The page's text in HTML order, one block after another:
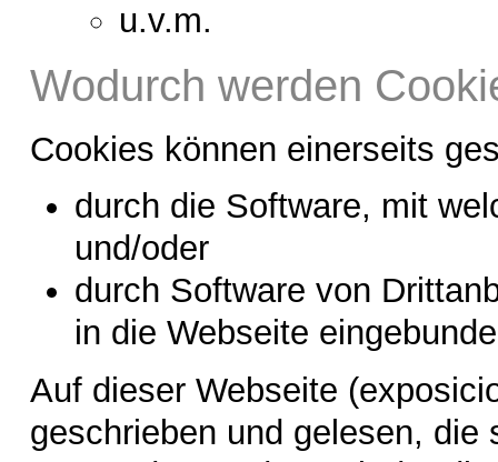
u.v.m.
Wodurch werden
Cookies können einerseits
durch die Software, mit
und/oder
durch Software von
in die Webseite
Auf dieser Webseite
geschrieben und gelesen,